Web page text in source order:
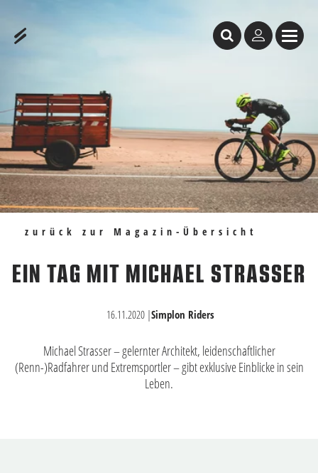
zurück zur Magazin-Übersicht
EIN TAG MIT MICHAEL STRASSER
16.11.2020 |Simplon Riders
Michael Strasser – gelernter Architekt, leidenschaftlicher
(Renn-)Radfahrer und Extremsportler – gibt exklusive Einblicke in sein
Leben.